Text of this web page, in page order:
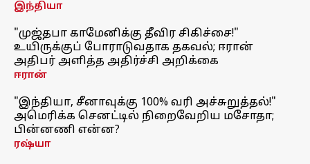
இந்தியா
"முஜ்தபா காமேனிக்கு தீவிர சிகிச்சை!"
உயிருக்குப் போராடுவதாக தகவல்; ஈரான்
அதிபர் அளித்த அதிர்ச்சி அறிக்கை
ஈரான்
"இந்தியா, சீனாவுக்கு 100% வரி அச்சுறுத்தல்!"
அமெரிக்க செனட்டில் நிறைவேறிய மசோதா;
பின்னணி என்ன?
ரஷ்யா